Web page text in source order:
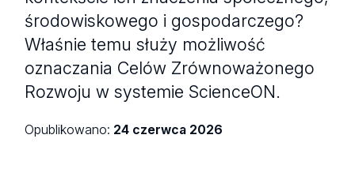
środowiskowego i gospodarczego?
Właśnie temu służy możliwość
oznaczania Celów Zrównoważonego
Rozwoju w systemie ScienceON.
Opublikowano: 24 czerwca 2026